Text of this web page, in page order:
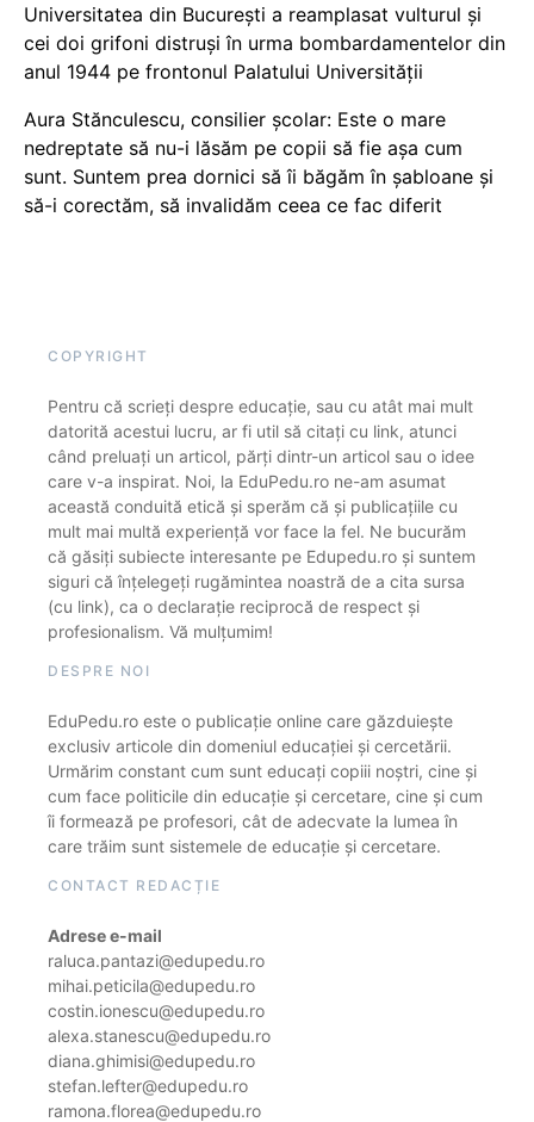
Universitatea din București a reamplasat vulturul și
cei doi grifoni distruși în urma bombardamentelor din
anul 1944 pe frontonul Palatului Universității
Aura Stănculescu, consilier școlar: Este o mare
nedreptate să nu-i lăsăm pe copii să fie așa cum
sunt. Suntem prea dornici să îi băgăm în șabloane și
să-i corectăm, să invalidăm ceea ce fac diferit
COPYRIGHT
Pentru că scrieți despre educație, sau cu atât mai mult
datorită acestui lucru, ar fi util să citați cu link, atunci
când preluați un articol, părți dintr-un articol sau o idee
care v-a inspirat. Noi, la EduPedu.ro ne-am asumat
această conduită etică și sperăm că și publicațiile cu
mult mai multă experiență vor face la fel. Ne bucurăm
că găsiți subiecte interesante pe Edupedu.ro și suntem
siguri că înțelegeți rugămintea noastră de a cita sursa
(cu link), ca o declarație reciprocă de respect și
profesionalism. Vă mulțumim!
DESPRE NOI
EduPedu.ro este o publicație online care găzduiește
exclusiv articole din domeniul educației și cercetării.
Urmărim constant cum sunt educați copiii noștri, cine și
cum face politicile din educație și cercetare, cine și cum
îi formează pe profesori, cât de adecvate la lumea în
care trăim sunt sistemele de educație și cercetare.
CONTACT REDACȚIE
Adrese e-mail
raluca.pantazi@edupedu.ro
mihai.peticila@edupedu.ro
costin.ionescu@edupedu.ro
alexa.stanescu@edupedu.ro
diana.ghimisi@edupedu.ro
stefan.lefter@edupedu.ro
ramona.florea@edupedu.ro